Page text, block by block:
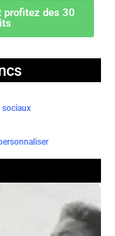
profitez des 30
sociaux